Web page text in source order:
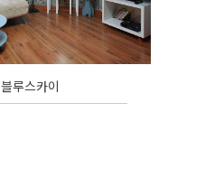
블루스카이